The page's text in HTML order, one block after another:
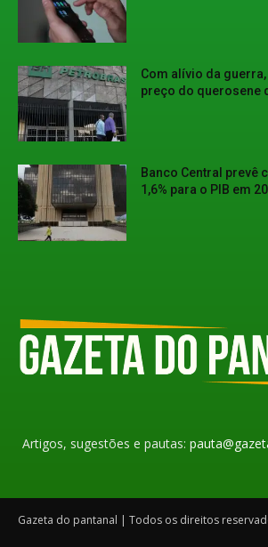
Com alívio da
preço do querosene
Banco Central prevê
1,6% para o PIB em
Artigos, sugestões e pautas:
Gazeta do pantanal | Todos os direitos